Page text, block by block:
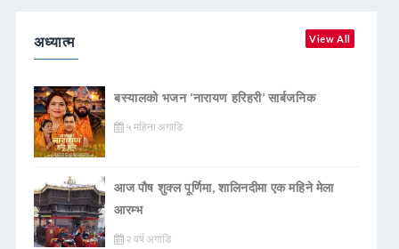
अध्यात्म View All
बस्यालको भजन ‘नारायण हरिहरी’ सार्बजनिक
५ महिना अगाडि
आज पौष शुक्ल पूर्णिमा, शालिनदीमा एक महिने मेला
आरम्भ
२ वर्ष अगाडि